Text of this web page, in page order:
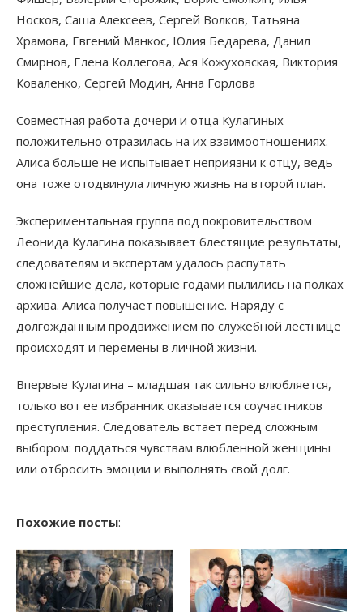
Носков, Саша Алексеев, Сергей Волков, Татьяна
Храмова, Евгений Манкос, Юлия Бедарева, Данил
Смирнов, Елена Коллегова, Ася Кожуховская, Виктория
Коваленко, Сергей Модин, Анна Горлова
Совместная работа дочери и отца Кулагиных
положительно отразилась на их взаимоотношениях.
Алиса больше не испытывает неприязни к отцу, ведь
она тоже отодвинула личную жизнь на второй план.
Экспериментальная группа под покровительством
Леонида Кулагина показывает блестящие результаты,
следователям и экспертам удалось распутать
сложнейшие дела, которые годами пылились на полках
архива. Алиса получает повышение. Наряду с
долгожданным продвижением по служебной лестнице
происходят и перемены в личной жизни.
Впервые Кулагина – младшая так сильно влюбляется,
только вот ее избранник оказывается соучастников
преступления. Следователь встает перед сложным
выбором: поддаться чувствам влюбленной женщины
или отбросить эмоции и выполнять свой долг.
Похожие посты: